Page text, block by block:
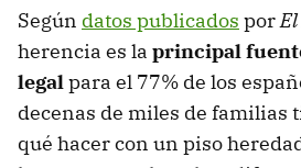
Según datos publicados por
herencia es la principal
legalpara el 77% de los
decenas de miles de familias
qué hacer con un piso